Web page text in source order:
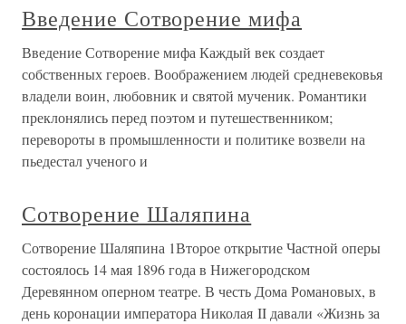
Введение Сотворение мифа
Введение Сотворение мифа Каждый век создает
собственных героев. Воображением людей средневековья
владели воин, любовник и святой мученик. Романтики
преклонялись перед поэтом и путешественником;
перевороты в промышленности и политике возвели на
пьедестал ученого и
Сотворение Шаляпина
Сотворение Шаляпина 1Второе открытие Частной оперы
состоялось 14 мая 1896 года в Нижегородском
Деревянном оперном театре. В честь Дома Романовых, в
день коронации императора Николая II давали «Жизнь за